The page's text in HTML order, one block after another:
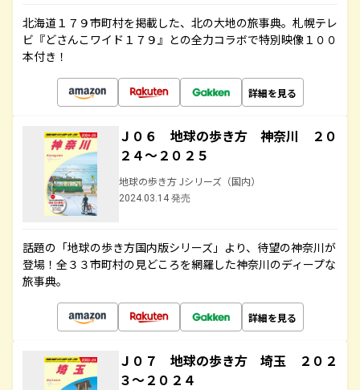
北海道１７９市町村を掲載した、北の大地の旅事典。札幌テレ
ビ『どさんこワイド１７９』との全力コラボで特別映像１００
本付き！
詳細を見る
Ｊ０６ 地球の歩き方 神奈川 ２０
２４～２０２５
地球の歩き方 Jシリーズ（国内）
2024.03.14 発売
話題の「地球の歩き方国内版シリーズ」より、待望の神奈川が
登場！全３３市町村の見どころを網羅した神奈川のディープな
旅事典。
詳細を見る
Ｊ０７ 地球の歩き方 埼玉 ２０２
３～２０２４